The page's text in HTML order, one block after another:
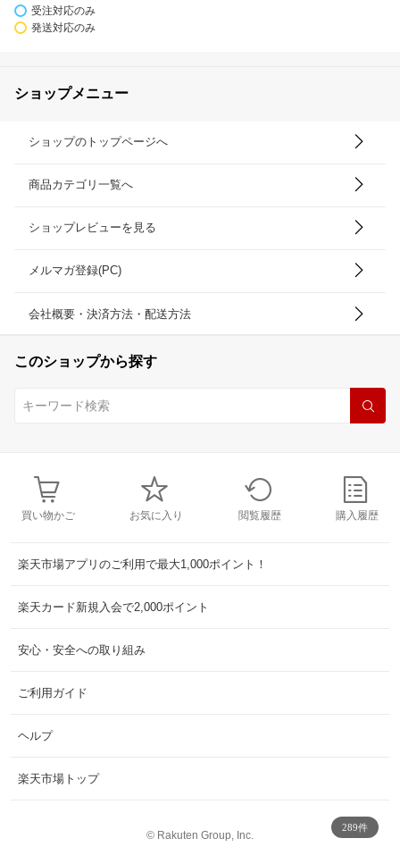
289件
受注対応のみ
発送対応のみ
ショップメニュー
ショップのトップページへ
商品カテゴリ一覧へ
ショップレビューを見る
メルマガ登録(PC)
会社概要・決済方法・配送方法
このショップから探す
買い物かご お気に入り 閲覧履歴 購入履歴
楽天市場アプリのご利用で最大1,000ポイント！
楽天カード新規入会で2,000ポイント
安心・安全への取り組み
ご利用ガイド
ヘルプ
楽天市場トップ
© Rakuten Group, Inc.